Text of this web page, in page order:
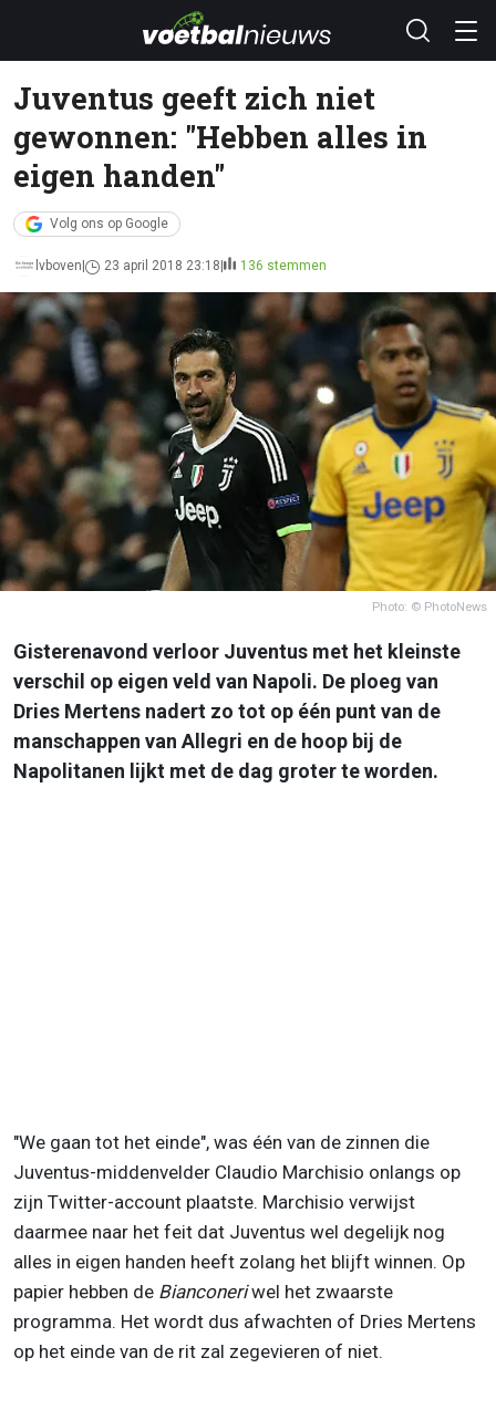
Juventus geeft zich niet
gewonnen: "Hebben alles in
eigen handen"
Volg ons op Google
lvboven 23 april 2018 23:18 136 stemmen
Photo: © PhotoNews
Gisterenavond verloor Juventus met het kleinste
verschil op eigen veld van Napoli. De ploeg van
Dries Mertens nadert zo tot op één punt van de
manschappen van Allegri en de hoop bij de
Napolitanen lijkt met de dag groter te worden.
"We gaan tot het einde", was één van de zinnen die
Juventus-middenvelder Claudio Marchisio onlangs op
zijn Twitter-account plaatste. Marchisio verwijst
daarmee naar het feit dat Juventus wel degelijk nog
alles in eigen handen heeft zolang het blijft winnen. Op
papier hebben de Bianconeriwel het zwaarste
programma. Het wordt dus afwachten of Dries Mertens
op het einde van de rit zal zegevieren of niet.